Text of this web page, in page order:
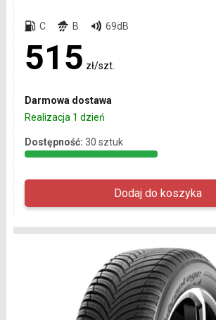
C B 69dB
515 zł/szt.
Darmowa dostawa
Realizacja 1 dzień
Dostępność: 30 sztuk